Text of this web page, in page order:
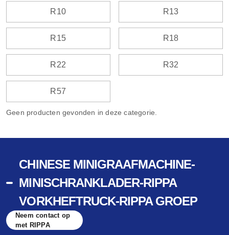
R10 R13
R15 R18
R22 R32
R57
Geen producten gevonden in deze categorie.
CHINESE MINIGRAAFMACHINE-
MINISCHRANKLADER-RIPPA
VORKHEFTRUCK-RIPPA GROEP
Neem contact op
met RIPPA